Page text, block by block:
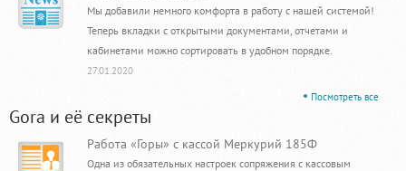
Мы добавили немного комфорта в работу с нашей системой!
Теперь вкладки с открытыми документами, отчетами и
кабинетами можно сортировать в удобном порядке.
27.01.2020
Посмотреть все
Gora и её секреты
Работа «Горы» с кассой Меркурий 185Ф
Одна из обязательных настроек сопряжения с кассовым